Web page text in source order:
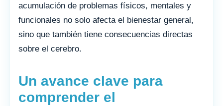
acumulación de problemas físicos, mentales y
funcionales no solo afecta el bienestar general,
sino que también tiene consecuencias directas
sobre el cerebro.
Un avance clave para
comprender el